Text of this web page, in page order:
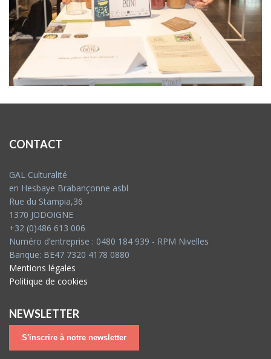
CONTACT
GAL Culturalité
en Hesbaye Brabançonne asbl
Rue du Stampia,36
1370 JODOIGNE
+32 (0)486 613 006
Numéro d’entreprise : 0480 184 939 - RPM Nivelles
Banque: BE47 7320 4178 0880
Mentions légales
Politique de cookies
NEWSLETTER
S'inscrire à notre newsletter